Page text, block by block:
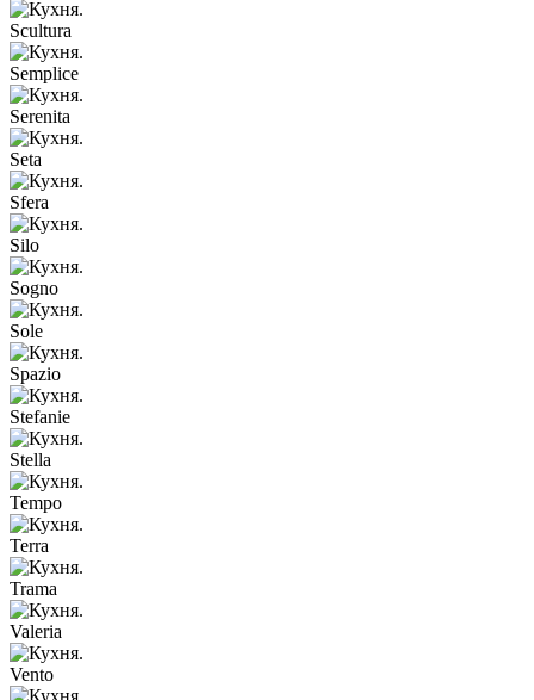
Scultura
Semplice
Serenita
Seta
Sfera
Silo
Sogno
Sole
Spazio
Stefanie
Stella
Tempo
Terra
Trama
Valeria
Vento